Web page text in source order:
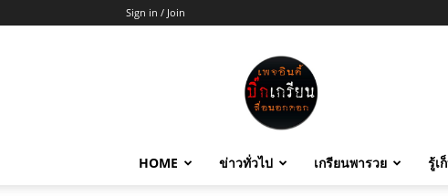
Sign in / Join
บิ๊ก
เกรียน
HOME ข่าวทั่วไป เกรียนพารวย รู้เ